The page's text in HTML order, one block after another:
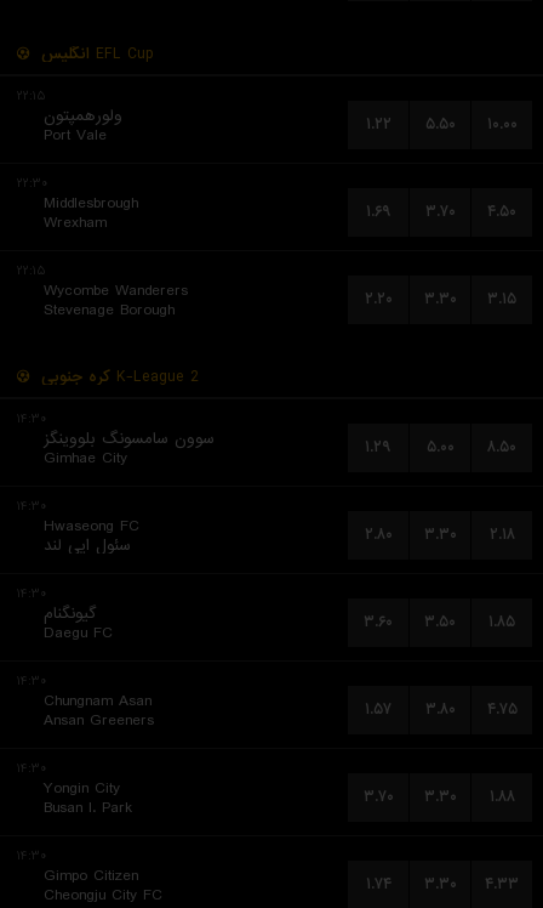
انگلیس EFL Cup
۲۲:۱۵
ولورهمپتون
Port Vale
۱.۲۲ ۵.۵۰ ۱۰.۰۰
۲۲:۳۰
Middlesbrough
Wrexham
۱.۶۹ ۳.۷۰ ۴.۵۰
۲۲:۱۵
Wycombe Wanderers
Stevenage Borough
۲.۲۰ ۳.۳۰ ۳.۱۵
کره جنوبی K-League 2
۱۴:۳۰
سوون سامسونگ بلووینگز
Gimhae City
۱.۲۹ ۵.۰۰ ۸.۵۰
۱۴:۳۰
Hwaseong FC
سئول ایی لند
۲.۸۰ ۳.۳۰ ۲.۱۸
۱۴:۳۰
گیونگنام
Daegu FC
۳.۶۰ ۳.۵۰ ۱.۸۵
۱۴:۳۰
Chungnam Asan
Ansan Greeners
۱.۵۷ ۳.۸۰ ۴.۷۵
۱۴:۳۰
Yongin City
Busan I. Park
۳.۷۰ ۳.۳۰ ۱.۸۸
۱۴:۳۰
Gimpo Citizen
Cheongju City FC
۱.۷۴ ۳.۳۰ ۴.۳۳